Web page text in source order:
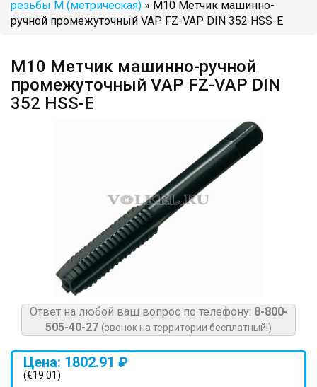
резьбы М (метрическая) » М10 Метчик машинно-
ручной промежуточный VAP FZ-VAP DIN 352 HSS-E
М10 Метчик машинно-ручной
промежуточный VAP FZ-VAP DIN
352 HSS-E
Ответ на любой ваш вопрос по телефону: 8-800-
505-40-27 (звонок на территории бесплатный!)
Цена: 1802.91 ₽
(€19.01)